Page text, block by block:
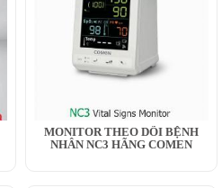
MONITOR THEO DÕI BỆNH
NHÂN NC3 HÃNG COMEN